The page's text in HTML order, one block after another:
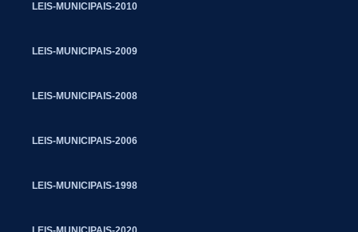
LEIS-MUNICIPAIS-2010
LEIS-MUNICIPAIS-2009
LEIS-MUNICIPAIS-2008
LEIS-MUNICIPAIS-2006
LEIS-MUNICIPAIS-1998